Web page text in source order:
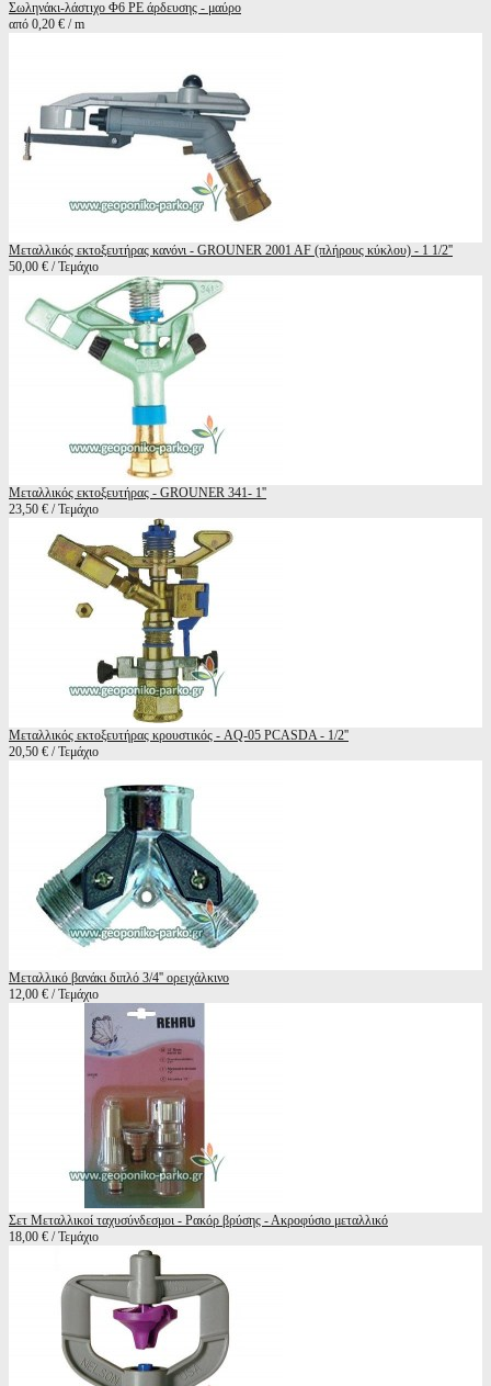
Σωληνάκι-λάστιχο Φ6 ΡΕ άρδευσης - μαύρο
από 0,20 € / m
Μεταλλικός εκτοξευτήρας κανόνι - GROUNER 2001 AF (πλήρους κύκλου) - 1 1/2''
50,00 € / Τεμάχιο
Μεταλλικός εκτοξευτήρας - GROUNER 341- 1''
23,50 € / Τεμάχιο
Μεταλλικός εκτοξευτήρας κρουστικός - AQ-05 PCASDA - 1/2''
20,50 € / Τεμάχιο
Μεταλλικό βανάκι διπλό 3/4'' ορειχάλκινο
12,00 € / Τεμάχιο
Σετ Μεταλλικοί ταχυσύνδεσμοι - Ρακόρ βρύσης - Ακροφύσιο μεταλλικό
18,00 € / Τεμάχιο